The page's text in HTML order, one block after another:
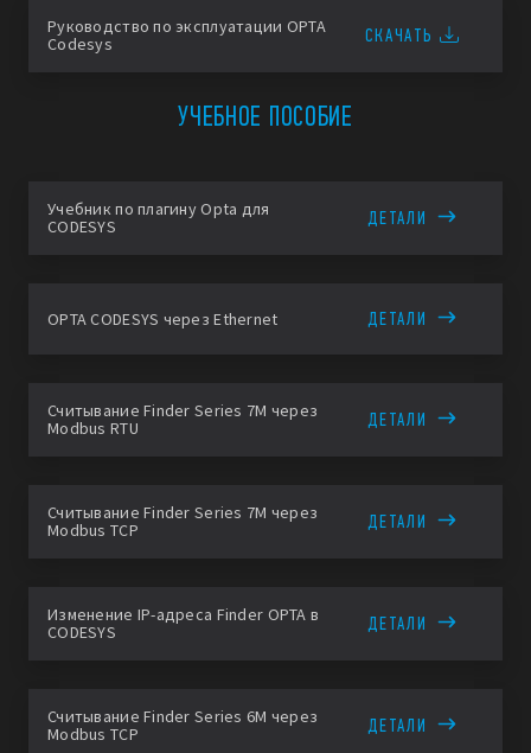
Руководство по эксплуатации OPTA
Codesys
СКАЧАТЬ
УЧЕБНОЕ ПОСОБИЕ
Учебник по плагину Opta для
CODESYS
ДЕТАЛИ
OPTA CODESYS через Ethernet ДЕТАЛИ
Считывание Finder Series 7M через
Modbus RTU
ДЕТАЛИ
Считывание Finder Series 7M через
Modbus TCP
ДЕТАЛИ
Изменение IP-адреса Finder OPTA в
CODESYS
ДЕТАЛИ
Считывание Finder Series 6M через
Modbus TCP
ДЕТАЛИ